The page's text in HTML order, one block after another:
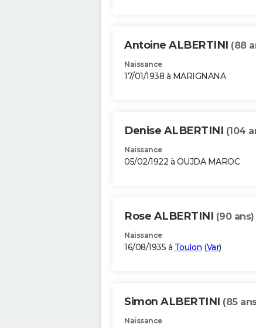
Antoine ALBERTINI (88
Naissance
17/01/1938 à MARIGNANA
Denise ALBERTINI (104
Naissance
05/02/1922 à OUJDA MAROC
Rose ALBERTINI (90 ans)
Naissance
16/08/1935 à Toulon (Var)
Simon ALBERTINI (85
Naissance